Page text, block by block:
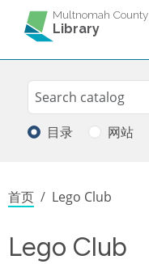
跳转到主要内容Multnomah County
Library
Search
搜索
目录 网站
面包屑
首页 Lego Club
Lego Club